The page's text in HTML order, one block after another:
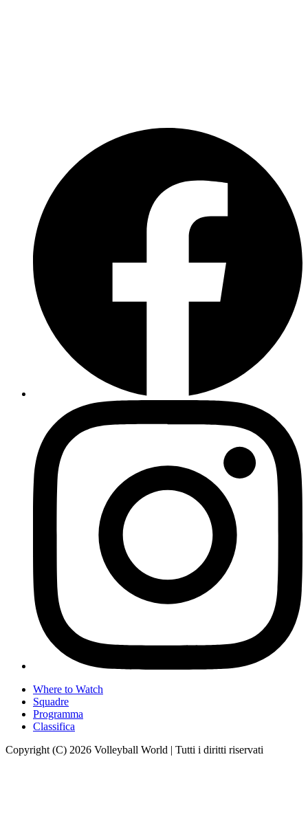
Where to Watch
Squadre
Programma
Classifica
Copyright (C) 2026 Volleyball World | Tutti i diritti riservati